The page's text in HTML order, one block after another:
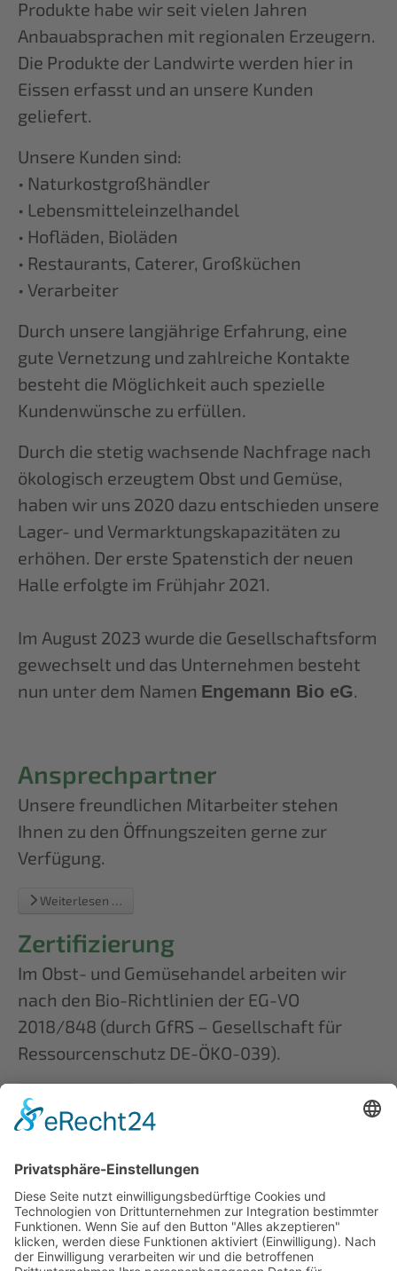
Produkte habe wir seit vielen Jahren
Anbauabsprachen mit regionalen Erzeugern.
Die Produkte der Landwirte werden hier in
Eissen erfasst und an unsere Kunden
geliefert.
Unsere Kunden sind:
• Naturkostgroßhändler
• Lebensmitteleinzelhandel
• Hofläden, Bioläden
• Restaurants, Caterer, Großküchen
• Verarbeiter
Durch unsere langjährige Erfahrung, eine
gute Vernetzung und zahlreiche Kontakte
besteht die Möglichkeit auch spezielle
Kundenwünsche zu erfüllen.
Durch die stetig wachsende Nachfrage nach
ökologisch erzeugtem Obst und Gemüse,
haben wir uns 2020 dazu entschieden unsere
Lager- und Vermarktungskapazitäten zu
erhöhen. Der erste Spatenstich der neuen
Halle erfolgte im Frühjahr 2021.
Im August 2023 wurde die Gesellschaftsform
gewechselt und das Unternehmen besteht
nun unter dem Namen Engemann Bio eG
Ansprechpartner
Unsere freundlichen Mitarbeiter stehen
Ihnen zu den Öffnungszeiten gerne zur
Verfügung.
Weiterlesen …
Zertifizierung
Im Obst- und Gemüsehandel arbeiten wir
nach den Bio-Richtlinien der EG-VO
2018/848 (durch GfRS – Gesellschaft für
Ressourcenschutz DE-ÖKO-039).
Engemann Bio eG
Zum Südholz 11
34439 Willebadessen-Eissen